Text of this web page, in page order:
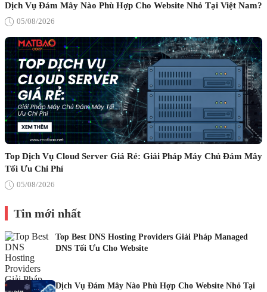
Dịch Vụ Đám Mây Nào Phù Hợp Cho Website Nhỏ Tại Việt Nam?
05/08/2026
Top Dịch Vụ Cloud Server Giá Rẻ: Giải Pháp Máy Chủ Đám Mây
Tối Ưu Chi Phí
05/08/2026
Tin mới nhất
Top Best DNS Hosting Providers Giải Pháp Managed
DNS Tối Ưu Cho Website
Dịch Vụ Đám Mây Nào Phù Hợp Cho Website Nhỏ Tại